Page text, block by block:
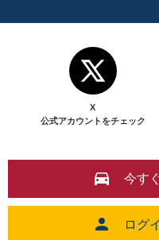
X
公式アカウントをチェック
今す
ログ